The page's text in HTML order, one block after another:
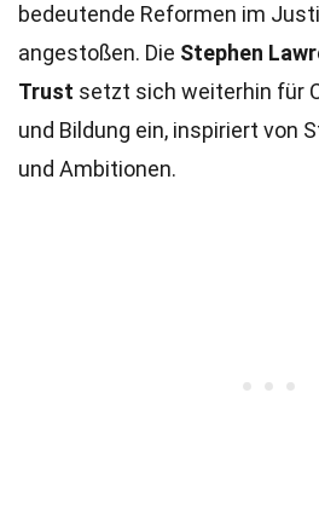
bedeutende Reformen im
angestoßen. Die Stephen
Trust setzt sich weiterhin für
und Bildung ein, inspiriert von
und Ambitionen.